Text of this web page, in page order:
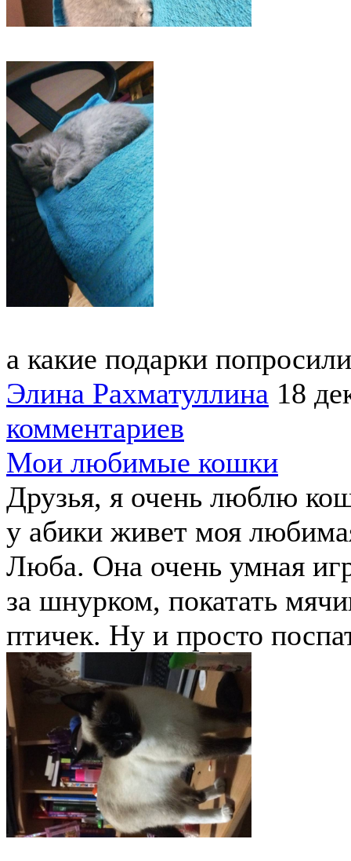
а какие подарки
Элина Рахматуллина 18
комментариев
Мои любимые кошки
Друзья, я очень люблю
у абики живет моя
Люба. Она очень умная
за шнурком, покатать
птичек. Ну и просто